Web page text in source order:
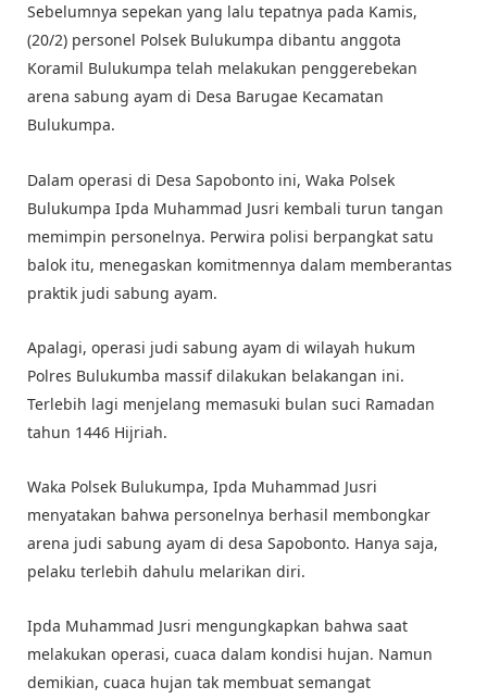
Sebelumnya sepekan yang lalu tepatnya pada Kamis,
(20/2) personel Polsek Bulukumpa dibantu anggota
Koramil Bulukumpa telah melakukan penggerebekan
arena sabung ayam di Desa Barugae Kecamatan
Bulukumpa.
Dalam operasi di Desa Sapobonto ini, Waka Polsek
Bulukumpa Ipda Muhammad Jusri kembali turun tangan
memimpin personelnya. Perwira polisi berpangkat satu
balok itu, menegaskan komitmennya dalam memberantas
praktik judi sabung ayam.
Apalagi, operasi judi sabung ayam di wilayah hukum
Polres Bulukumba massif dilakukan belakangan ini.
Terlebih lagi menjelang memasuki bulan suci Ramadan
tahun 1446 Hijriah.
Waka Polsek Bulukumpa, Ipda Muhammad Jusri
menyatakan bahwa personelnya berhasil membongkar
arena judi sabung ayam di desa Sapobonto. Hanya saja,
pelaku terlebih dahulu melarikan diri.
Ipda Muhammad Jusri mengungkapkan bahwa saat
melakukan operasi, cuaca dalam kondisi hujan. Namun
demikian, cuaca hujan tak membuat semangat